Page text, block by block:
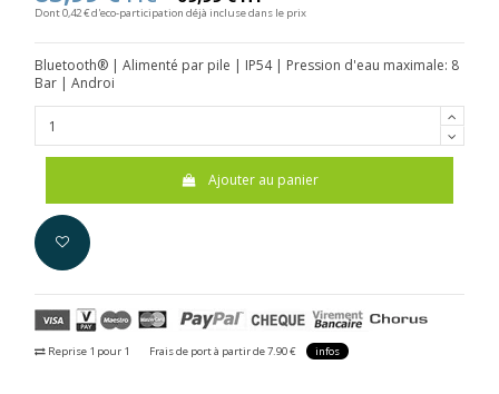
Dont 0,42 € d'eco-participation déjà incluse dans le prix
Bluetooth® | Alimenté par pile | IP54 | Pression d'eau maximale: 8
Bar | Androi
Ajouter au panier
Reprise 1 pour 1 Frais de port à partir de 7.90 € infos